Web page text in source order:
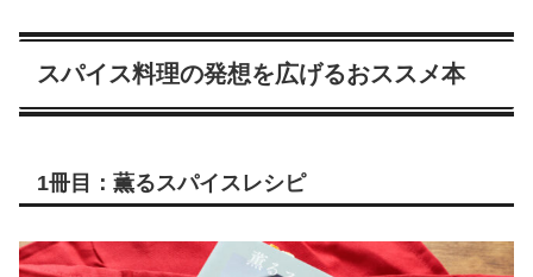
スパイス料理の発想を広げるおススメ本
1冊目：薫るスパイスレシピ